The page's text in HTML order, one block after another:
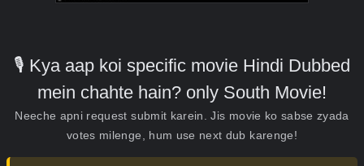
🎙️ Kya aap koi specific movie Hindi Dubbed
mein chahte hain? only South Movie!
Neeche apni request submit karein. Jis movie ko sabse zyada
votes milenge, hum use next dub karenge!